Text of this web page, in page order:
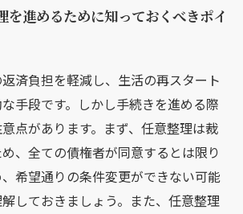
を進めるために知っておくべきポイ
済負担を軽減し、生活の再スタート
手段です。しかし手続きを進める際
点があります。まず、任意整理は裁
、全ての債権者が同意するとは限り
希望通りの条件変更ができない可能
しておきましょう。また、任意整理